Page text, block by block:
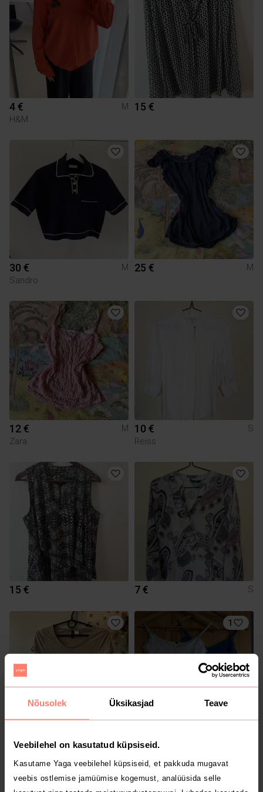
Nõusolek Üksikasjad Teave
Veebilehel on kasutatud küpsiseid.
Kasutame Yaga veebilehel küpsiseid, et pakkuda mugavat
veebis ostlemise jamüümise kogemust, analüüsida selle
4 €
M
H&M
15 €
30 €
M
Sandro
25 € M
12 €
M
Zara
10 €
S
Reiss
15 € 7 € S
1 €
1
16 €